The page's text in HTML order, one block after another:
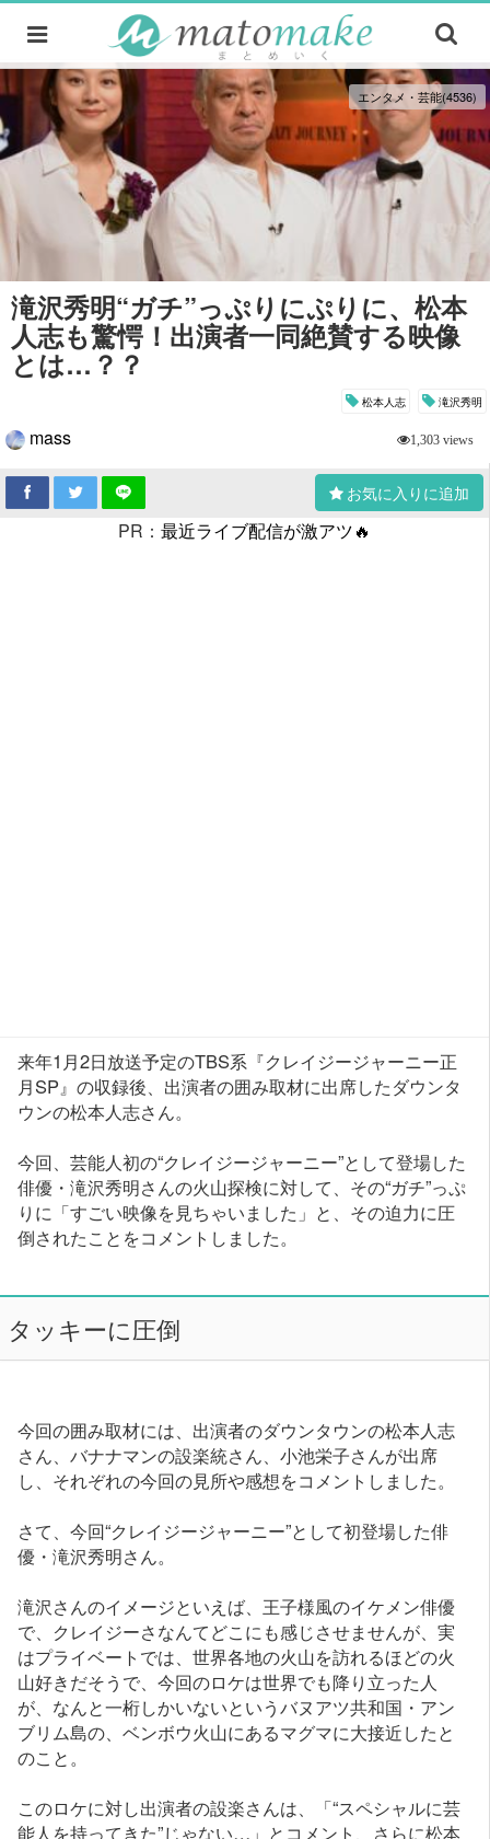
エンタメ・芸能(4536)
滝沢秀明“ガチ”っぷりにぷりに、松本
人志も驚愕！出演者一同絶賛する映像
とは…？？
松本人志 滝沢秀明
mass 1,303 views
お気に入りに追加
PR： 最近ライブ配信が激アツ🔥
来年1月2日放送予定のTBS系『クレイジージャーニー正
月SP』の収録後、出演者の囲み取材に出席したダウンタ
ウンの松本人志さん。
今回、芸能人初の“クレイジージャーニー”として登場した
俳優・滝沢秀明さんの火山探検に対して、その“ガチ”っぷ
りに「すごい映像を見ちゃいました」と、その迫力に圧
倒されたことをコメントしました。
タッキーに圧倒
今回の囲み取材には、出演者のダウンタウンの松本人志
さん、バナナマンの設楽統さん、小池栄子さんが出席
し、それぞれの今回の見所や感想をコメントしました。
さて、今回“クレイジージャーニー”として初登場した俳
優・滝沢秀明さん。
滝沢さんのイメージといえば、王子様風のイケメン俳優
で、クレイジーさなんてどこにも感じさせませんが、実
はプライベートでは、世界各地の火山を訪れるほどの火
山好きだそうで、今回のロケは世界でも降り立った人
が、なんと一桁しかいないというバヌアツ共和国・アン
ブリム島の、ベンボウ火山にあるマグマに大接近したと
のこと。
このロケに対し出演者の設楽さんは、「“スペシャルに芸
能人を持ってきた”じゃない…」とコメント、さらに松本